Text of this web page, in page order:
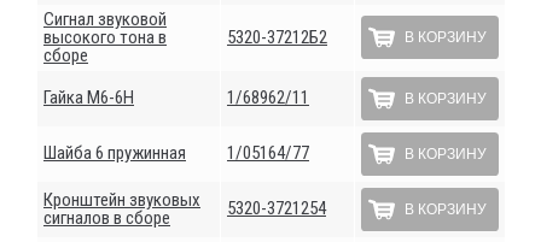
Сигнал звуковой
высокого тона в
сборе
5320-37212Б2 В КОРЗИНУ
Гайка М6-6Н 1/68962/11 В КОРЗИНУ
Шайба 6 пружинная 1/05164/77 В КОРЗИНУ
Кронштейн звуковых
сигналов в сборе
5320-3721254 В КОРЗИНУ